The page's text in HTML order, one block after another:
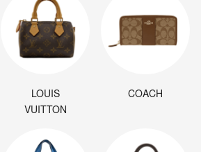
LOUIS
VUITTON
COACH